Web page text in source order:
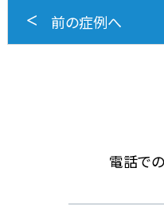
前の症例へ
電話で